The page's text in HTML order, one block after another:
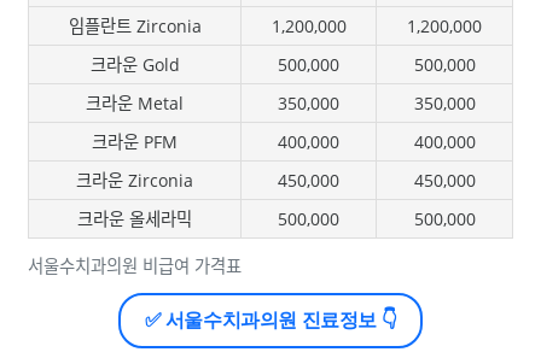
서울수치과의원 비급여 가격표
임플란트 Zirconia
1,200,000
1,200,000
크라운 Gold
500,000
500,000
크라운 Metal
350,000
350,000
크라운 PFM
400,000
400,000
크라운 Zirconia
450,000
450,000
크라운 올세라믹
500,000 500,000
✅ 서울수치과의원 진료정보 👇